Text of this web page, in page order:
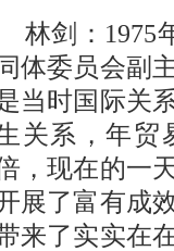
林剑：1975
同体委员会副
当时国际关
关系，年贸
，现在的一
展了富有成
来了实实在